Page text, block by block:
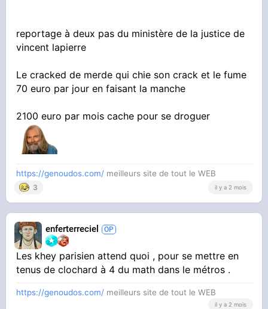
reportage à deux pas du ministère de la justice de
vincent lapierre
Le cracked de merde qui chie son crack et le fume
70 euro par jour en faisant la manche
2100 euro par mois cache pour se droguer
https://genoudos.com/ meilleurs site de tout le WEB
3 il y a 2 mois
enferterreciel
Les khey parisien attend quoi , pour se mettre en
tenus de clochard à 4 du math dans le métros .
https://genoudos.com/ meilleurs site de tout le WEB
il y a 2 mois